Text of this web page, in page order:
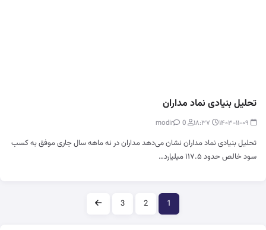
تحلیل بنیادی نماد مداران
0
تحلیل بنیادی نماد مداران نشان می‌دهد مداران در نه ماهه سال جاری موفق به کسب
سود خالص حدود ۱۱۷.۵ میلیارد…
صفحه‌بندی
1
2
3